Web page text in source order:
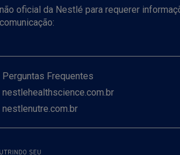
oficial da Nestlé para requerer
Perguntas Frequentes
nestlehealthscience.com.br
nestlenutre.com.br